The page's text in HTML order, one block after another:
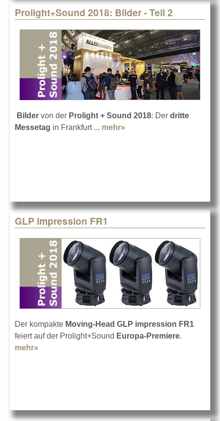
Prolight+Sound 2018: Bilder - Teil 2
Bilder von der Prolight + Sound 2018: Der dritte
Messetag in Frankfurt ... mehr»
GLP impression FR1
Der kompakte Moving-Head GLP impression FR1
feiert auf der Prolight+Sound Europa-Premiere.
mehr»